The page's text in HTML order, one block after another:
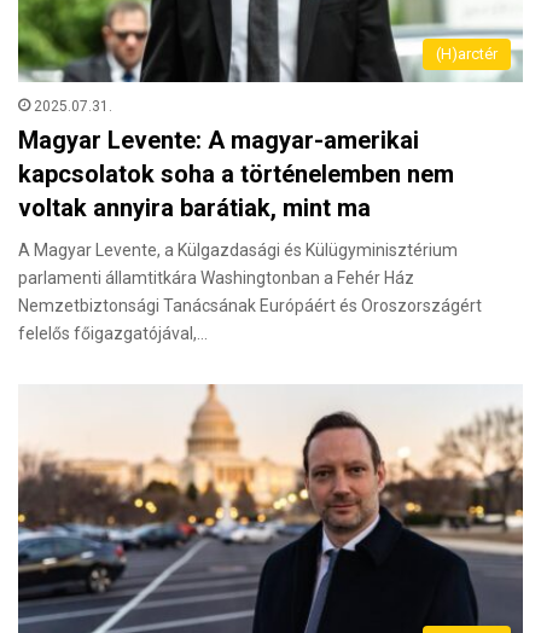
(H)arctér
2025.07.31.
Magyar Levente: A magyar-amerikai
kapcsolatok soha a történelemben nem
voltak annyira barátiak, mint ma
A Magyar Levente, a Külgazdasági és Külügyminisztérium
parlamenti államtitkára Washingtonban a Fehér Ház
Nemzetbiztonsági Tanácsának Európáért és Oroszországért
felelős főigazgatójával,…